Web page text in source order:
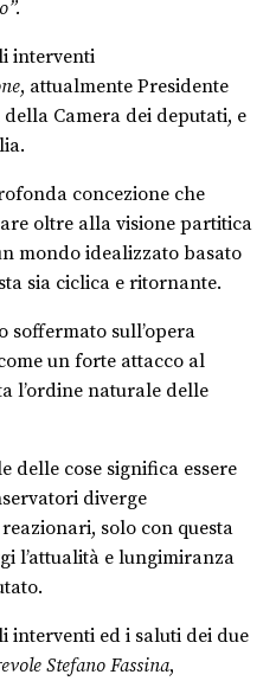
interventi
, attualmente Presidente
Camera dei deputati, e
concezione che
oltre alla visione partitica
mondo idealizzato basato
sia ciclica e ritornante.
soffermato sull’opera
un forte attacco al
l’ordine naturale delle
delle cose significa essere
diverge
solo con questa
l’attualità e lungimiranza
interventi ed i saluti dei due
Stefano Fassina,